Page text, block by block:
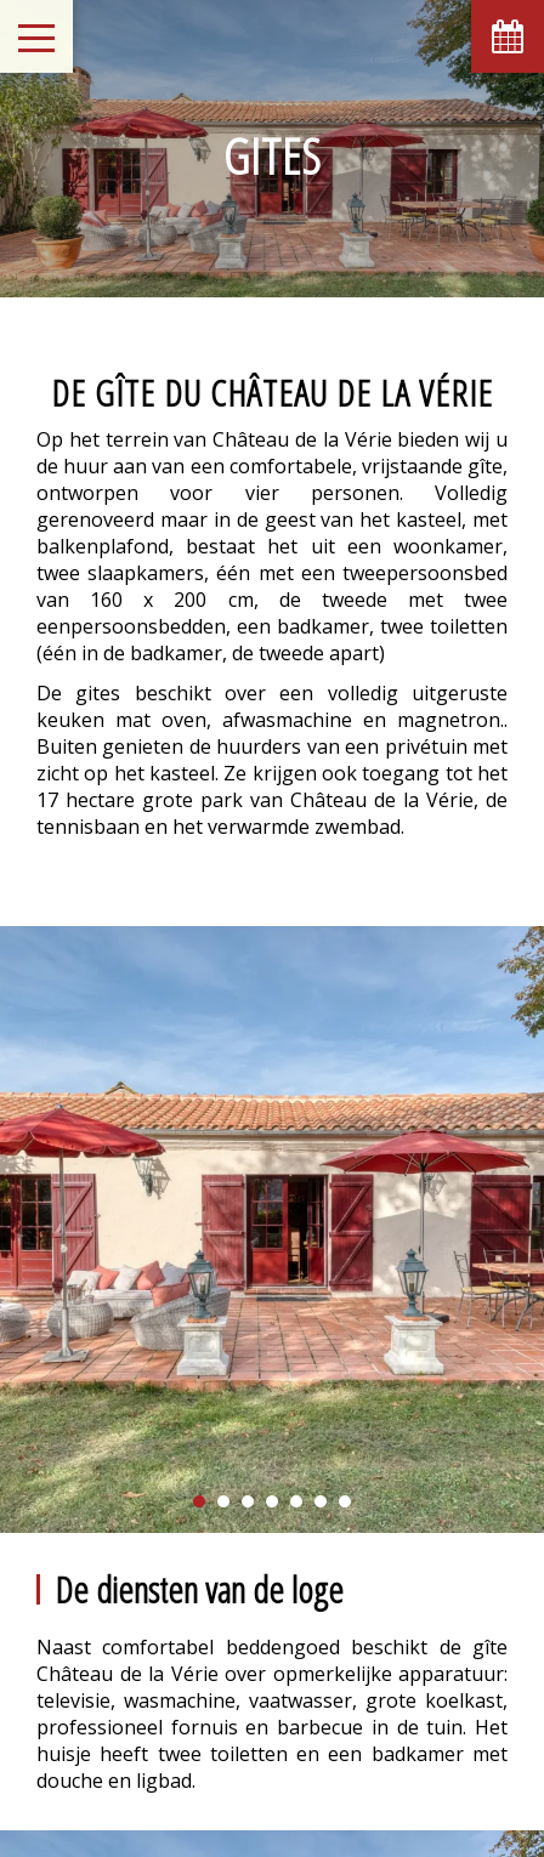
GITES
DE GÎTE DU CHÂTEAU DE LA VÉRIE
Op het terrein van Château de la Vérie bieden wij u
de huur aan van een comfortabele, vrijstaande gîte,
ontworpen voor vier personen. Volledig
gerenoveerd maar in de geest van het kasteel, met
balkenplafond, bestaat het uit een woonkamer,
twee slaapkamers, één met een tweepersoonsbed
van 160 x 200 cm, de tweede met twee
eenpersoonsbedden, een badkamer, twee toiletten
(één in de badkamer, de tweede apart)
De gites beschikt over een volledig uitgeruste
keuken mat oven, afwasmachine en magnetron..
Buiten genieten de huurders van een privétuin met
zicht op het kasteel. Ze krijgen ook toegang tot het
17 hectare grote park van Château de la Vérie, de
tennisbaan en het verwarmde zwembad.
De diensten van de loge
Naast comfortabel beddengoed beschikt de gîte
Château de la Vérie over opmerkelijke apparatuur:
televisie, wasmachine, vaatwasser, grote koelkast,
professioneel fornuis en barbecue in de tuin. Het
huisje heeft twee toiletten en een badkamer met
douche en ligbad.